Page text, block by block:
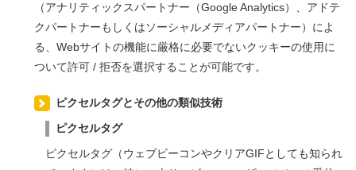
（アナリティックスパートナー（Google Analytics）、アドテ
クパートナーもしくはソーシャルメディアパートナー）によ
る、Webサイトの機能に厳格に必要でないクッキーの使用に
ついて許可 / 拒否を選択することが可能です。
ピクセルタグとその他の類似技術
ピクセルタグ
ピクセルタグ（ウェブビーコンやクリアGIFとしても知られ